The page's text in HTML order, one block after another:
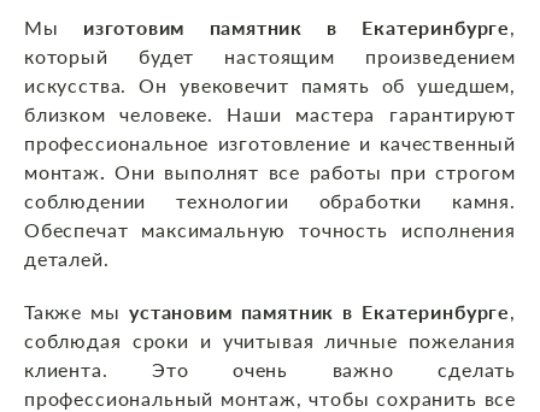
Мы изготовим памятник в Екатеринбурге,
который будет настоящим произведением
искусства. Он увековечит память об ушедшем,
близком человеке. Наши мастера гарантируют
профессиональное изготовление и качественный
монтаж.Они выполнят все работы при строгом
соблюдении технологии обработки камня.
Обеспечат максимальную точность исполнения
деталей.
Также мыустановим памятник в Екатеринбурге,
соблюдая сроки и учитывая личные пожелания
клиента. Это очень важно сделать
профессиональный монтаж, чтобы сохранить все